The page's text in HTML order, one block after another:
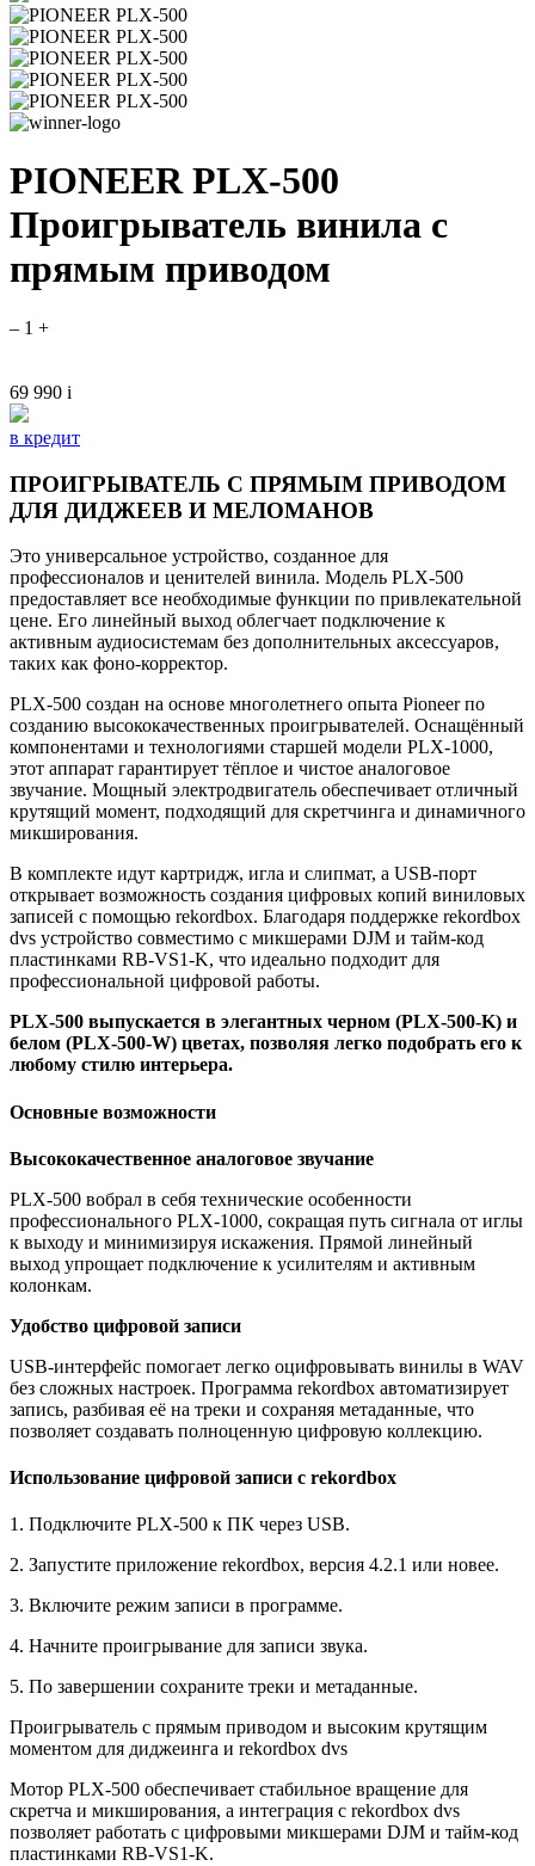
PIONEER PLX-500
Проигрыватель винила с
прямым приводом
– 1 +
69 990 i
в кредит
ПРОИГРЫВАТЕЛЬ С ПРЯМЫМ ПРИВОДОМ
ДЛЯ ДИДЖЕЕВ И МЕЛОМАНОВ
Это универсальное устройство, созданное для
профессионалов и ценителей винила. Модель PLX-500
предоставляет все необходимые функции по привлекательной
цене. Его линейный выход облегчает подключение к
активным аудиосистемам без дополнительных аксессуаров,
таких как фоно-корректор.
PLX-500 создан на основе многолетнего опыта Pioneer по
созданию высококачественных проигрывателей. Оснащённый
компонентами и технологиями старшей модели PLX-1000,
этот аппарат гарантирует тёплое и чистое аналоговое
звучание. Мощный электродвигатель обеспечивает отличный
крутящий момент, подходящий для скретчинга и динамичного
микширования.
В комплекте идут картридж, игла и слипмат, а USB-порт
открывает возможность создания цифровых копий виниловых
записей с помощью rekordbox. Благодаря поддержке rekordbox
dvs устройство совместимо с микшерами DJM и тайм-код
пластинками RB-VS1-K, что идеально подходит для
профессиональной цифровой работы.
PLX-500 выпускается в элегантных черном (PLX-500-K) и
белом (PLX-500-W) цветах, позволяя легко подобрать его к
любому стилю интерьера.
Основные возможности
Высококачественное аналоговое звучание
PLX-500 вобрал в себя технические особенности
профессионального PLX-1000, сокращая путь сигнала от иглы
к выходу и минимизируя искажения. Прямой линейный
выход упрощает подключение к усилителям и активным
колонкам.
Удобство цифровой записи
USB-интерфейс помогает легко оцифровывать винилы в WAV
без сложных настроек. Программа rekordbox автоматизирует
запись, разбивая её на треки и сохраняя метаданные, что
позволяет создавать полноценную цифровую коллекцию.
Использование цифровой записи с rekordbox
1. Подключите PLX-500 к ПК через USB.
2. Запустите приложение rekordbox, версия 4.2.1 или новее.
3. Включите режим записи в программе.
4. Начните проигрывание для записи звука.
5. По завершении сохраните треки и метаданные.
Проигрыватель с прямым приводом и высоким крутящим
моментом для диджеинга и rekordbox dvs
Мотор PLX-500 обеспечивает стабильное вращение для
скретча и микширования, а интеграция с rekordbox dvs
позволяет работать с цифровыми микшерами DJM и тайм-код
пластинками RB-VS1-K.